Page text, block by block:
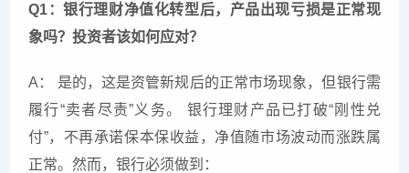
Q1：银行理财净值化转型后，产品出现亏损是正常现
象吗？投资者该如何应对？
A： 是的，这是资管新规后的正常市场现象，但银行需
履行“卖者尽责”义务。 银行理财产品已打破“刚性兑
付”，不再承诺保本保收益，净值随市场波动而涨跌属
正常。然而，银行必须做到：